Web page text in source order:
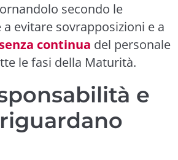
secondo le
a evitare sovrapposizioni e a
continua del personale
le fasi della Maturità.
e